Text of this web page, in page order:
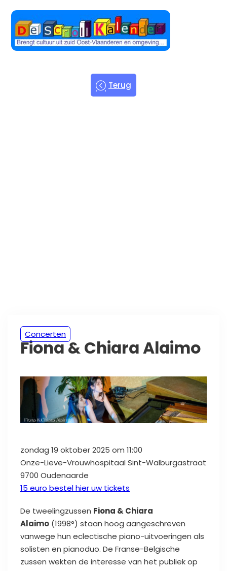
Terug
Concerten
Fiona & Chiara Alaimo
zondag 19 oktober 2025 om 11:00
Onze-Lieve-Vrouwhospitaal Sint-Walburgastraat
9700 Oudenaarde
15 euro bestel hier uw tickets
De tweelingzussen Fiona & Chiara
Alaimo (1998°) staan ​​hoog aangeschreven
vanwege hun eclectische piano-uitvoeringen als
solisten en pianoduo. De Franse-Belgische
zussen wekten de interesse van het publiek op